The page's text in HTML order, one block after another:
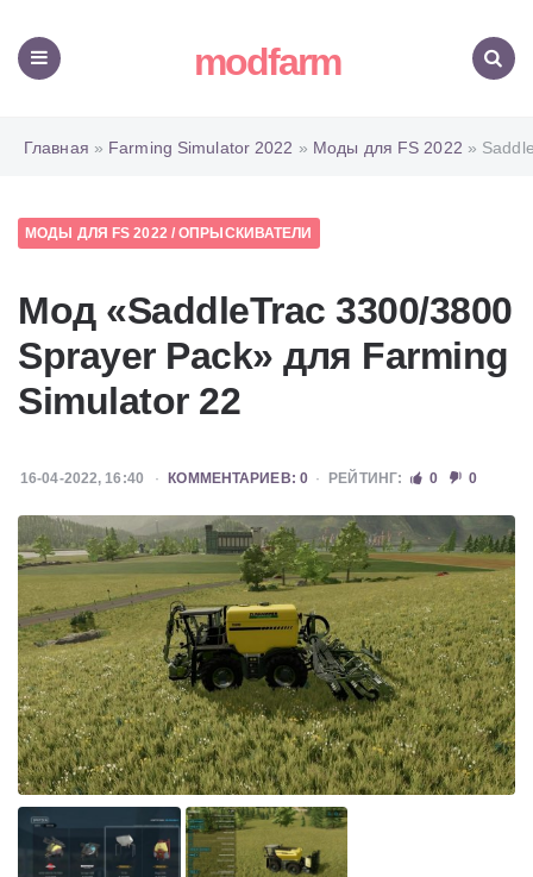
modfarm
Главная » Farming Simulator 2022 » Моды для FS 2022 »
МОДЫ ДЛЯ FS 2022/ОПРЫСКИВАТЕЛИ
Мод «SaddleTrac 3300/3800
Sprayer Pack» для Farming
Simulator 22
16-04-2022, 16:40 КОММЕНТАРИЕВ: 0 РЕЙТИНГ: 0 0